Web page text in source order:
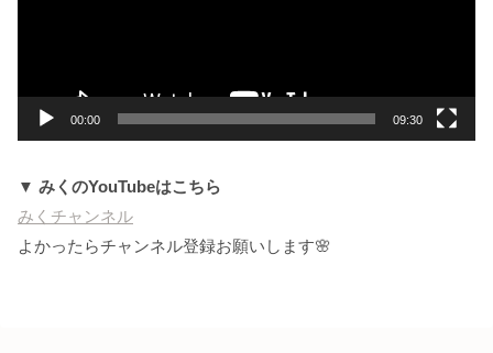
00:00 09:30
▼ みくのYouTubeはこちら
みくチャンネル
よかったらチャンネル登録お願いします🌸